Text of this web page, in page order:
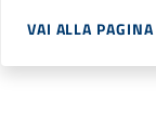
VAI ALLA PAGINA